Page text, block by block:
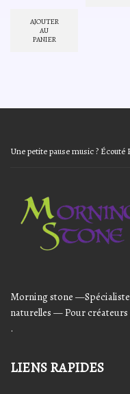
initial
était :
19,90€.
AJOUTER
AU
PANIER
la
Une petite pause music ?
Morning stone
naturelles — Pour créateurs
.
LIENS RAPIDES